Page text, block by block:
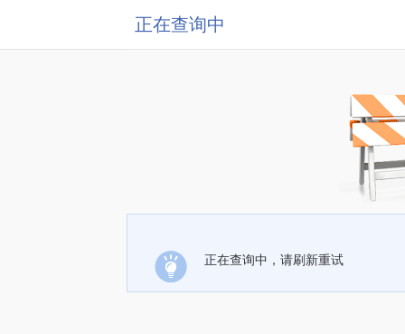
正在查询中
正在查询中，请刷新重试